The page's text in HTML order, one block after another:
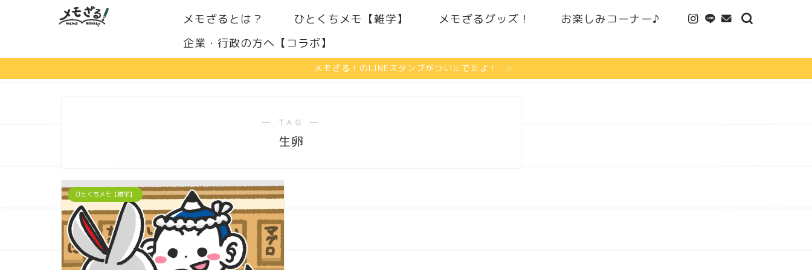
メモざるとは？ ひとくちメモ【雑学】 メモざるグッズ！
お楽しみコーナー♪
企業・行政の方へ【コラボ】
メモざる！のLINEスタンプがついにでたよ！
― TAG ―
生卵
ひとくちメモ【雑学】